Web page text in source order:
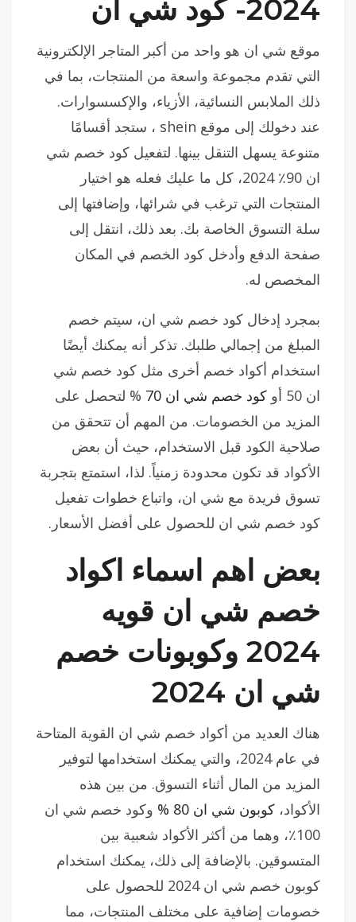
2024- كود شي ان
موقع شي ان هو واحد من أكبر المتاجر الإلكترونية
التي تقدم مجموعة واسعة من المنتجات، بما في
ذلك الملابس النسائية، الأزياء، والإكسسوارات.
عند دخولك إلى موقع shein ، ستجد أقسامًا
متنوعة يسهل التنقل بينها. لتفعيل كود خصم شي
ان 90٪ 2024، كل ما عليك فعله هو اختيار
المنتجات التي ترغب في شرائها، وإضافتها إلى
سلة التسوق الخاصة بك. بعد ذلك، انتقل إلى
صفحة الدفع وأدخل كود الخصم في المكان
المخصص له.
بمجرد إدخال كود خصم شي ان، سيتم خصم
المبلغ من إجمالي طلبك. تذكر أنه يمكنك أيضًا
استخدام أكواد خصم أخرى مثل كود خصم شي
ان 50 أو
كود خصم شي ان 70
% لتحصل على
المزيد من الخصومات. من المهم أن تتحقق من
صلاحية الكود قبل الاستخدام، حيث أن بعض
الأكواد قد تكون محدودة زمنياً. لذا، استمتع بتجربة
تسوق فريدة مع شي ان، واتباع خطوات تفعيل
كود خصم شي ان للحصول على أفضل الأسعار.
بعض اهم اسماء اكواد
خصم شي ان قويه
2024 وكوبونات خصم
شي ان 2024
هناك العديد من أكواد خصم شي ان القوية المتاحة
في عام 2024، والتي يمكنك استخدامها لتوفير
المزيد من المال أثناء التسوق. من بين هذه
الأكواد، كوبون شي ان 80 %
وكود خصم شي ان
100٪، وهما من أكثر الأكواد شعبية بين
المتسوقين. بالإضافة إلى ذلك، يمكنك استخدام
كوبون خصم شي ان 2024 للحصول على
خصومات إضافية على مختلف المنتجات، مما